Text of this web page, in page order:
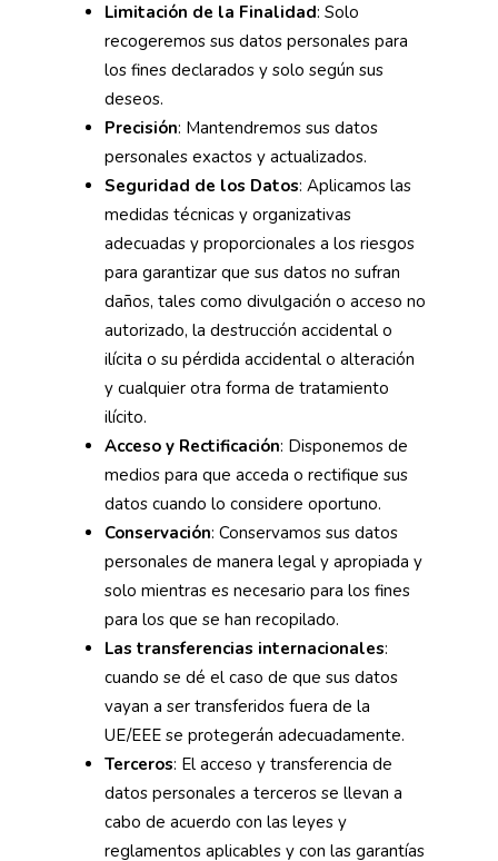
Limitación de la Finalidad: Solo
recogeremos sus datos personales para
los fines declarados y solo según sus
deseos.
Precisión: Mantendremos sus datos
personales exactos y actualizados.
Seguridad de los Datos: Aplicamos las
medidas técnicas y organizativas
adecuadas y proporcionales a los riesgos
para garantizar que sus datos no sufran
daños, tales como divulgación o acceso no
autorizado, la destrucción accidental o
ilícita o su pérdida accidental o alteración
y cualquier otra forma de tratamiento
ilícito.
Acceso y Rectificación: Disponemos de
medios para que acceda o rectifique sus
datos cuando lo considere oportuno.
Conservación: Conservamos sus datos
personales de manera legal y apropiada y
solo mientras es necesario para los fines
para los que se han recopilado.
Las transferencias internacionales:
cuando se dé el caso de que sus datos
vayan a ser transferidos fuera de la
UE/EEE se protegerán adecuadamente.
Terceros: El acceso y transferencia de
datos personales a terceros se llevan a
cabo de acuerdo con las leyes y
reglamentos aplicables y con las garantías